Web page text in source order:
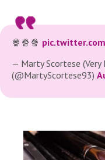
🍿🍿🍿
— Marty Scortese
(@MartyScortese93)